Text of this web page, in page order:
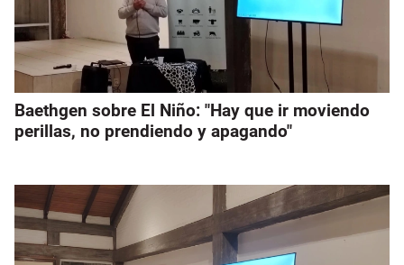
Baethgen sobre El Niño: "Hay que ir moviendo
perillas, no prendiendo y apagando"